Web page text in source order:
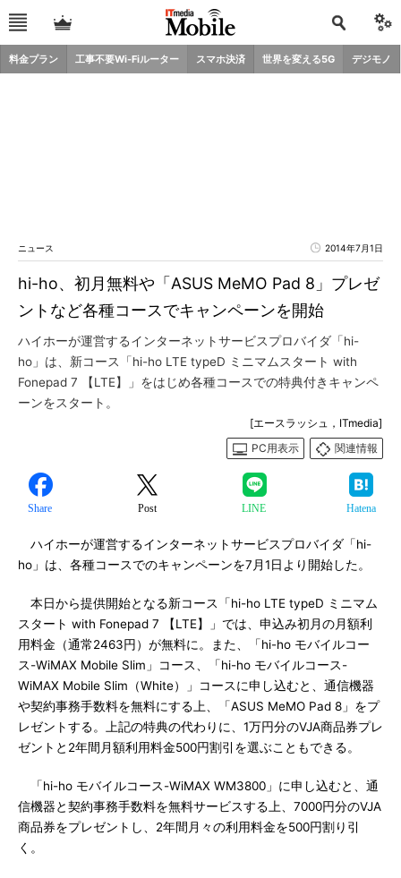
料金プラン 工事不要Wi-Fiルーター スマホ決済 世界を変える5G デジモノ
ニュース 2014年7月1日
hi-ho、初月無料や「ASUS MeMO Pad 8」プレゼ
ントなど各種コースでキャンペーンを開始
ハイホーが運営するインターネットサービスプロバイダ「hi-
ho」は、新コース「hi-ho LTE typeD ミニマムスタート with
Fonepad 7 【LTE】」をはじめ各種コースでの特典付きキャンペ
ーンをスタート。
[エースラッシュ，ITmedia]
PC用表示
関連情報
Share Post LINE Hatena
ハイホーが運営するインターネットサービスプロバイダ「hi-
ho」は、各種コースでのキャンペーンを7月1日より開始した。
本日から提供開始となる新コース「hi-ho LTE typeD ミニマム
スタート with Fonepad 7 【LTE】」では、申込み初月の月額利
用料金（通常2463円）が無料に。また、「hi-ho モバイルコー
ス-WiMAX Mobile Slim」コース、「hi-ho モバイルコース-
WiMAX Mobile Slim（White）」コースに申し込むと、通信機器
や契約事務手数料を無料にする上、「ASUS MeMO Pad 8」をプ
レゼントする。上記の特典の代わりに、1万円分のVJA商品券プレ
ゼントと2年間月額利用料金500円割引を選ぶこともできる。
「hi-ho モバイルコース-WiMAX WM3800」に申し込むと、通
信機器と契約事務手数料を無料サービスする上、7000円分のVJA
商品券をプレゼントし、2年間月々の利用料金を500円割り引
く。